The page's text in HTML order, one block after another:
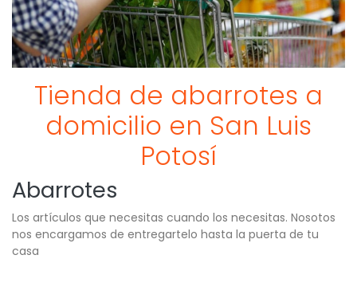
Tienda de abarrotes a
domicilio en San Luis
Potosí
Abarrotes
Los artículos que necesitas cuando los necesitas. Nosotos
nos encargamos de entregartelo hasta la puerta de tu
casa